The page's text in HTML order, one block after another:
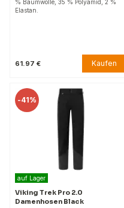
% Baumwolle, 35 % Polyamid, 2 %
Elastan.
61.97 € Kaufen
-41%
auf Lager
Viking Trek Pro 2.0
Damenhosen Black